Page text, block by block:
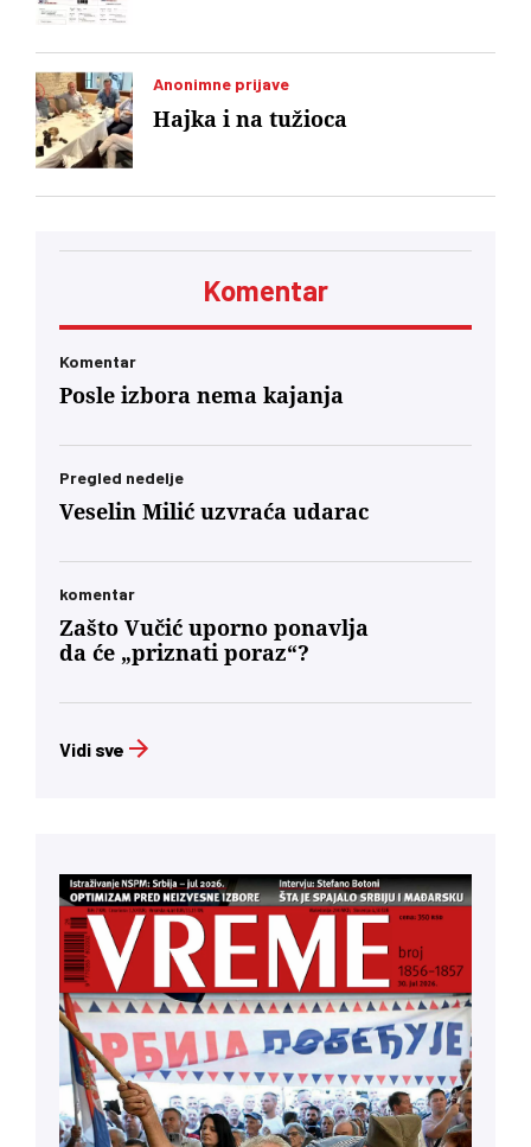
Anonimne prijave
Hajka i na tužioca
Komentar
Komentar
Posle izbora nema kajanja
Pregled nedelje
Veselin Milić uzvraća udarac
komentar
Zašto Vučić uporno ponavlja
da će „priznati poraz“?
Vidi sve